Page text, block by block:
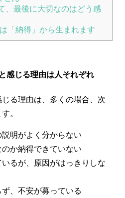
、最後に大切なのはどう感
「納得」から生まれます
感じる理由は人それぞれ
る理由は、多くの場合、次
。
説明がよく分からない
のか納得できていない
いるが、原因がはっきりしな
、不安が募っている